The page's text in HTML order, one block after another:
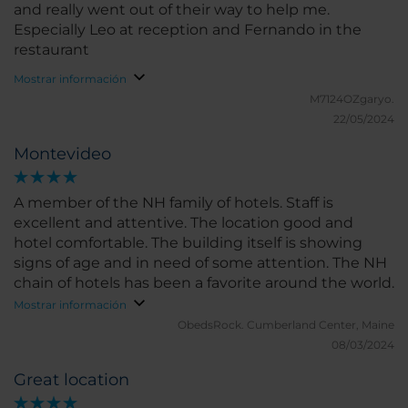
and really went out of their way to help me.
Especially Leo at reception and Fernando in the
restaurant
Mostrar información
M7124OZgaryo.
22/05/2024
Montevideo
A member of the NH family of hotels. Staff is
excellent and attentive. The location good and
hotel comfortable. The building itself is showing
signs of age and in need of some attention. The NH
chain of hotels has been a favorite around the world.
Mostrar información
ObedsRock. Cumberland Center, Maine
08/03/2024
Great location